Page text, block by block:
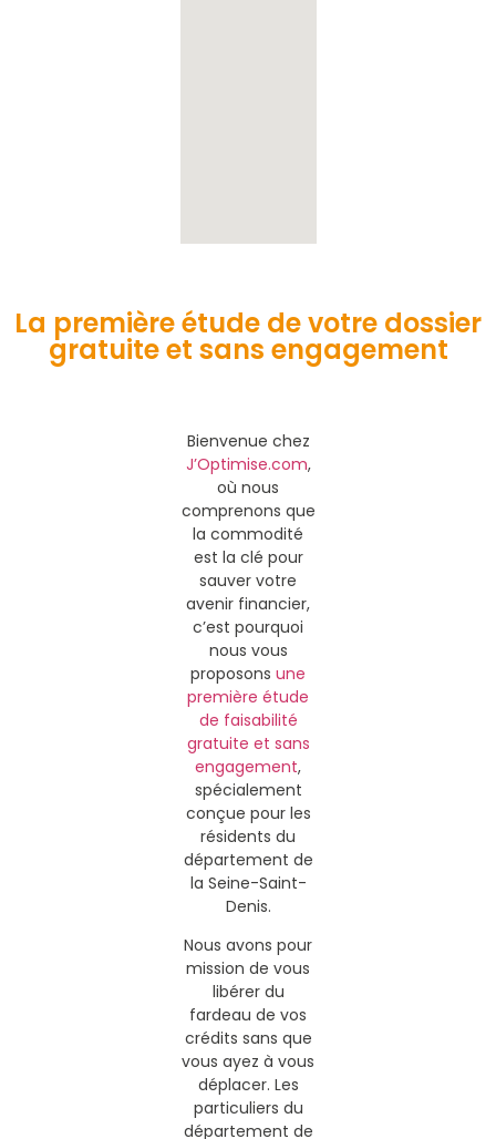
La première étude de votre dossier
gratuite et sans engagement
Bienvenue chez
J’Optimise.com,
où nous
comprenons que
la commodité
est la clé pour
sauver votre
avenir financier,
c’est pourquoi
nous vous
proposons une
première étude
de faisabilité
gratuite et sans
engagement,
spécialement
conçue pour les
résidents du
département de
la Seine-Saint-
Denis.
Nous avons pour
mission de vous
libérer du
fardeau de vos
crédits sans que
vous ayez à vous
déplacer. Les
particuliers du
département de